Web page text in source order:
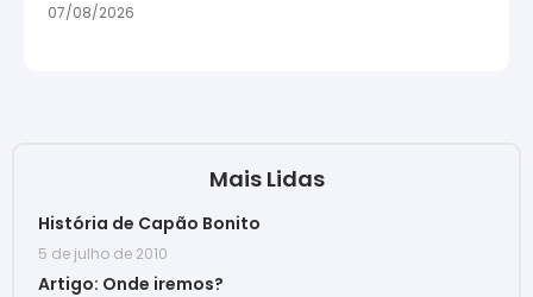
07/08/2026
Mais Lidas
História de Capão Bonito
5 de julho de 2010
Artigo: Onde iremos?